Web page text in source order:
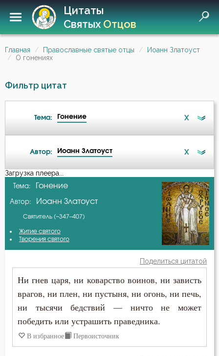
Цитаты
СвятыхОтцов
Главная Православные святые отцы
Иоанн Златоуст
О гонениях
Фильтр цитат
Тема: Гонение X
Ад
Ангел Хранитель
Антихрист
Бдение
Бедность
Безмолвие
Автор: Иоанн Златоуст X
А-я
Амвросий Оптинский (Гренков)
Варсонофий Оптинский (Плиханков)
Григорий Богослов
Ефрем Сирин
Иоанн Златоуст
Иоанн Кронштадтский
Киприан Карфагенский
Загрузка плеера...
Тема: Гонение
Автор: Иоанн Златоуст
Святитель (~347–407)
Житие святого
Творения святого
Поделиться цитатой
Ни гнев царя, ни коварство воинов, ни зависть
врагов, ни плен, ни пустыня, ни огонь, ни печь,
ни тысячи бедствий — ничто не может
победить или устрашить праведника.
В избранное Первоисточник